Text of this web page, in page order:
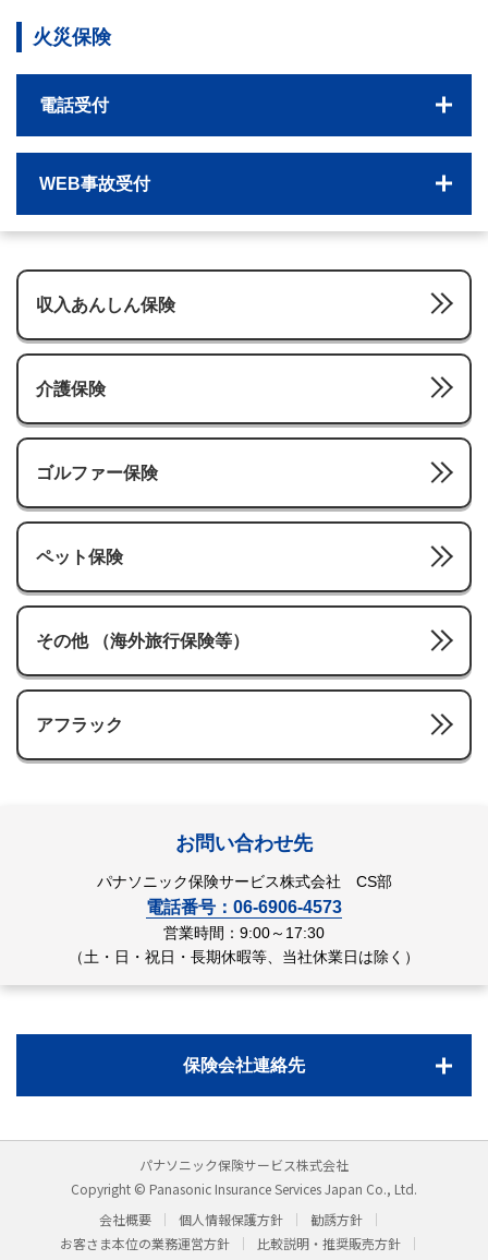
火災保険
電話受付
WEB事故受付
収入あんしん保険
介護保険
ゴルファー保険
ペット保険
その他 （海外旅行保険等）
アフラック
お問い合わせ先
パナソニック保険サービス株式会社 CS部
電話番号：06-6906-4573
営業時間：9:00～17:30
（土・日・祝日・長期休暇等、当社休業日は除く）
保険会社連絡先
パナソニック保険サービス株式会社
Copyright © Panasonic Insurance Services Japan Co., Ltd.
会社概要
個人情報保護方針
勧誘方針
お客さま本位の業務運営方針
比較説明・推奨販売方針